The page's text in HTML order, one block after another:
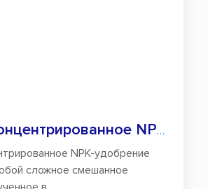
Сложное концентрированное NPK-удобрение
NPK-удобрение
сложное смешанное